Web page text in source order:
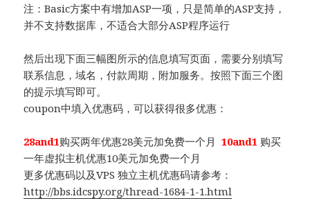
注：Basic方案中有增加ASP一项，只是简单的ASP支持，
并不支持数据库，不适合大部分ASP程序运行
然后出现下面三幅图所示的信息填写页面，需要分别填写
联系信息，域名，付款周期，附加服务。按照下面三个图
的提示填写即可。
coupon中填入优惠码，可以获得很多优惠：
28and1购买两年优惠28美元加免费一个月10and1 购买
一年虚拟主机优惠10美元加免费一个月
更多优惠码以及VPS 独立主机优惠码请参考：
http://bbs.idcspy.org/thread-1684-1-1.html